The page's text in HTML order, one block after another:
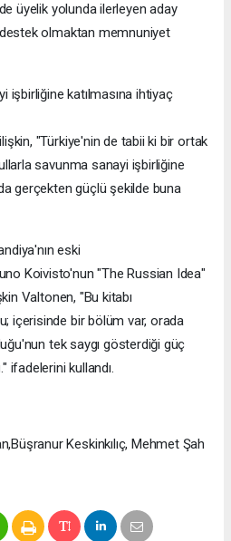
üyelik yolunda ilerleyen aday
olmaktan memnuniyet
işbirliğine katılmasına ihtiyaç
"Türkiye'nin de tabii ki bir ortak
savunma sanayi işbirliğine
gerçekten güçlü şekilde buna
eski
Koivisto'nun "The Russian Idea"
Valtonen, "Bu kitabı
içerisinde bir bölüm var, orada
tek saygı gösterdiği güç
ifadelerini kullandı.
Keskinkılıç, Mehmet Şah